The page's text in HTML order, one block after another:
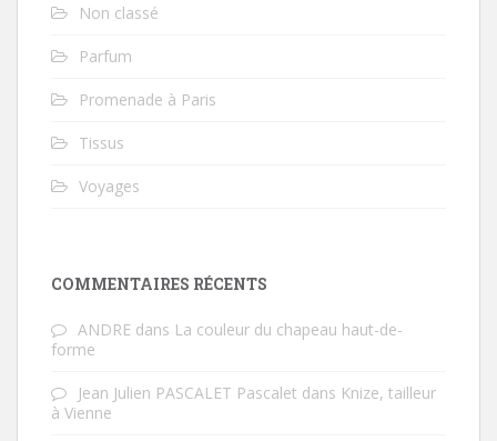
Non classé
Parfum
Promenade à Paris
Tissus
Voyages
COMMENTAIRES RÉCENTS
ANDRE dans La couleur du chapeau haut-de-
forme
Jean Julien PASCALET Pascalet dans Knize, tailleur
à Vienne